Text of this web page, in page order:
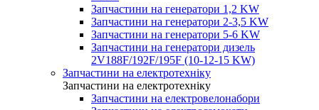
Запчастини на генератори 1,2 KW
Запчастини на генератори 2-3,5 KW
Запчастини на генератори 5-6 KW
Запчастини на генератори дизель
2V188F/192F/195F (10-12-15 KW)
Запчастини на електротехніку
Запчастини на електротехніку
Запчастини на електровелонабори